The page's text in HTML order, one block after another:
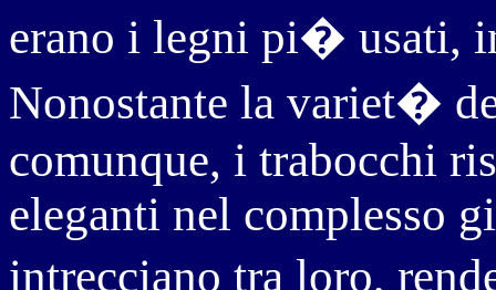
erano i legni pi� usati,
Nonostante la variet�
comunque, i trabocchi
eleganti nel complesso
intrecciano tra loro,